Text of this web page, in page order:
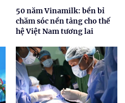
50 năm Vinamilk: bền bỉ
chăm sóc nền tảng cho thế
hệ Việt Nam tương lai